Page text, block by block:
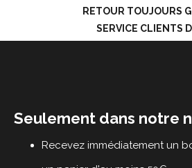
RETOUR TOUJOURS
SERVICE CLIENTS
Seulement dans notre
Recevez immédiatement un